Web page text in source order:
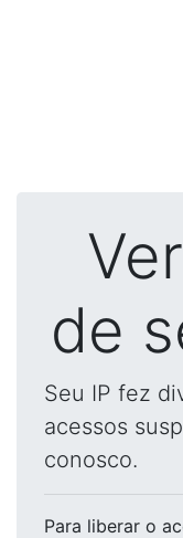
de
Seu IP fez
acessos
conosco.
Para liberar o